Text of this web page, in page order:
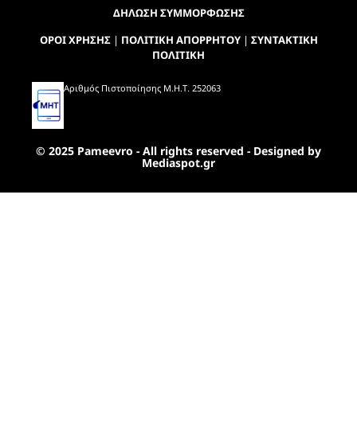
ΔΗΛΩΣΗ ΣΥΜΜΟΡΦΩΣΗΣ
ΟΡΟΙ ΧΡΗΣΗΣ| ΠΟΛΙΤΙΚΗ ΑΠΟΡΡΗΤΟΥ| ΣΥΝΤΑΚΤΙΚΗ
ΠΟΛΙΤΙΚΗ
Αριθμός Πιστοποίησης Μ.Η.Τ. 252063
© 2025 Pameevro - All rights reserved - Designed by
Mediaspot.gr